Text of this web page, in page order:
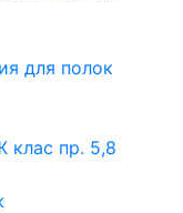
для полок
пр. 5,8